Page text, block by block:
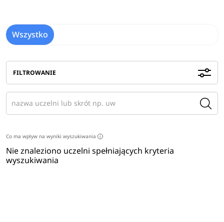
Wszystko
FILTROWANIE
Co ma wpływ na wyniki wyszukiwania i
Nie znaleziono uczelni spełniających kryteria
wyszukiwania